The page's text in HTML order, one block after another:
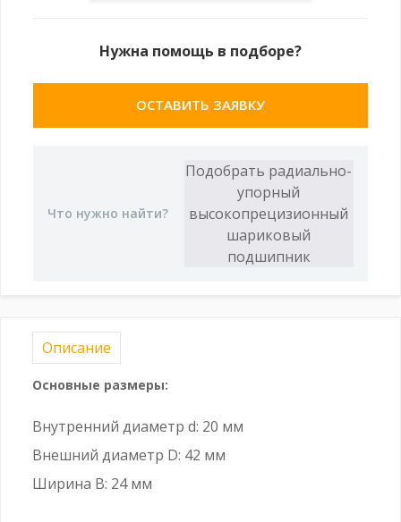
Нужна помощь в подборе?
ОСТАВИТЬ ЗАЯВКУ
Описание
Основные размеры:
Внутренний диаметр d: 20 мм
Внешний диаметр D: 42 мм
Ширина B: 24 мм